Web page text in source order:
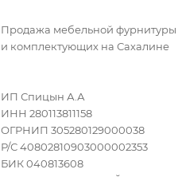
Продажа мебельной фурнитуры
и комплектующих на Сахалине
ИП Спицын А.А
ИНН 280113811158
ОГРНИП 305280129000038
Р/С 40802810903000002353
БИК 040813608